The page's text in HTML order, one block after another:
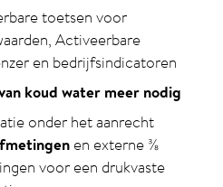
toetsen voor
Activeerbare
en bedrijfsindicatoren
koud water meer nodig
onder het aanrecht
en externe ⅜
voor een drukvaste